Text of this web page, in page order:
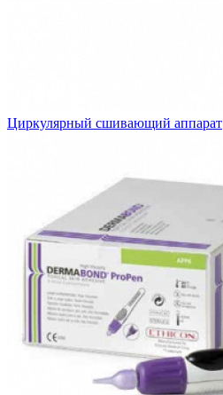
Циркулярный сшивающий аппарат